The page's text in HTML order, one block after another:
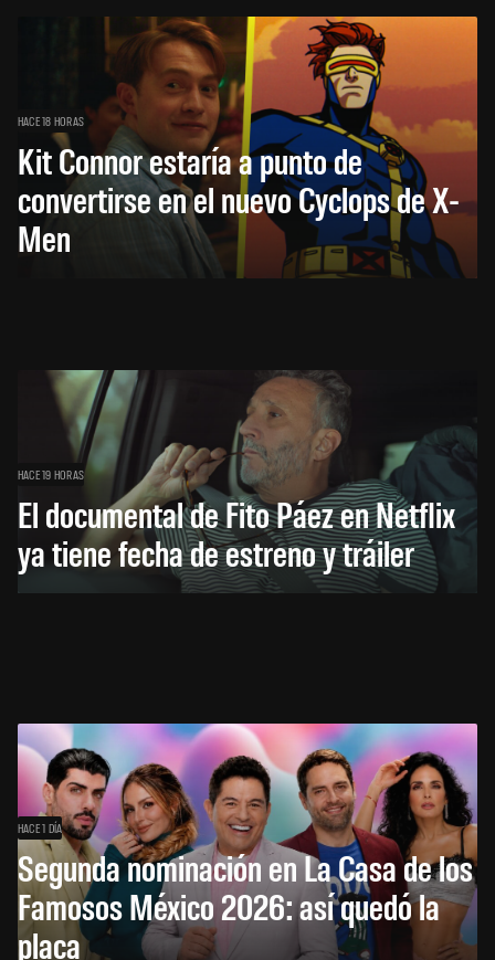
HACE 18 HORAS
Kit Connor estaría a punto de
convertirse en el nuevo Cyclops de X-
Men
HACE 19 HORAS
El documental de Fito Páez en Netflix
ya tiene fecha de estreno y tráiler
HACE 1 DÍA
Segunda nominación en La Casa de los
Famosos México 2026: así quedó la
placa